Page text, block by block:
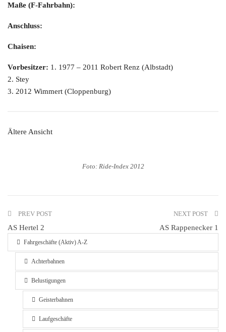
Maße (F-Fahrbahn):
Anschluss:
Chaisen:
Vorbesitzer: 1. 1977 – 2011 Robert Renz (Albstadt)
2. Stey
3. 2012 Wimmert (Cloppenburg)
Ältere Ansicht
Foto: Ride-Index 2012
PREV POST
AS Hertel 2
NEXT POST
AS Rappenecker 1
Fahrgeschäfte (Aktiv) A-Z
Achterbahnen
Belustigungen
Geisterbahnen
Laufgeschäfte